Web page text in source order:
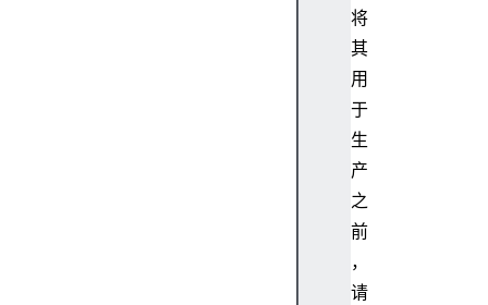
将
其
用
于
生
产
之
前
，
请